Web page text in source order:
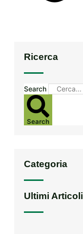
Ricerca
Search
Search
Categoria
Ultimi Articoli